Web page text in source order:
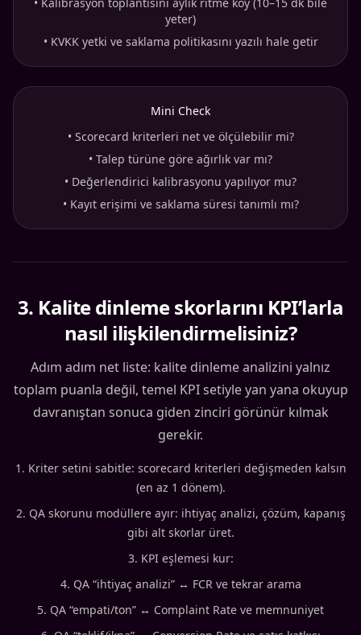
• Kalibrasyon toplantısını aylık ritme koy (10–15 dk bile
yeter)
• KVKK yetki ve saklama politikasını yazılı hale getir
Mini Check
• Scorecard kriterleri net ve ölçülebilir mi?
• Talep türüne göre ağırlık var mı?
• Değerlendirici kalibrasyonu yapılıyor mu?
• Kayıt erişimi ve saklama süresi tanımlı mı?
3. Kalite dinleme skorlarını KPI’larla
nasıl ilişkilendirmelisiniz?
Adım adım net liste: kalite dinleme analizini yalnız
toplam puanla değil, temel KPI setiyle yan yana okuyup
davranıştan sonuca giden zinciri görünür kılmak
gerekir.
Kriter setini sabitle: scorecard kriterleri değişmeden kalsın
(en az 1 dönem).
QA skorunu modüllere ayır: ihtiyaç analizi, çözüm, kapanış
gibi alt skorlar üret.
KPI eşlemesi kur:
QA “ihtiyaç analizi” ↔ FCR ve tekrar arama
QA “empati/ton” ↔ Complaint Rate ve memnuniyet